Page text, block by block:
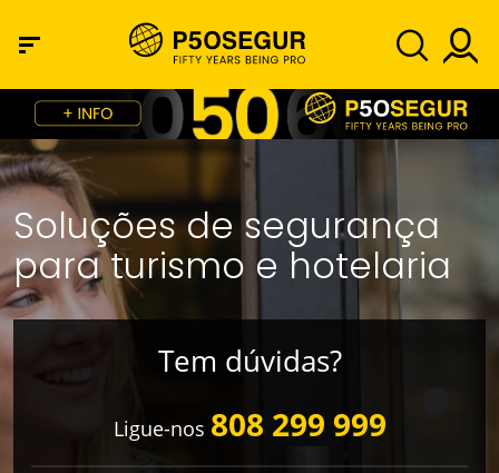
Soluções de segurança
para turismo e hotelaria
Tem dúvidas?
Ligue-nos 808 299 999